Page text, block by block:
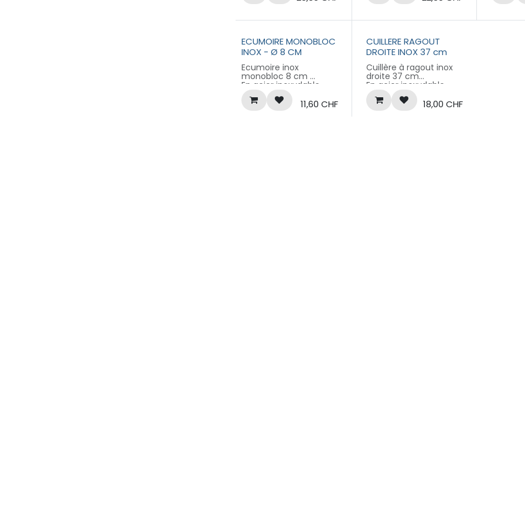
une meilleure une meilleure une
ECUMOIRE MONOBLOC
INOX - Ø 8 CM
Ecumoire inox
monobloc 8 cm
En acier inoxydable
extra fort monobloc
Manche incurvé pour
une meilleure
11,60 CHF
CUILLERE RAGOUT
DROITE INOX 37 cm
Cuillère à ragout inox
droite 37 cm
En acier inoxydable
extra fort monobloc
Manche incurvé pour
une meilleure
18,00 CHF